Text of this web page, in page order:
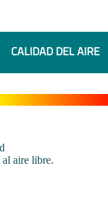
CALIDAD DEL AIRE
aire libre.